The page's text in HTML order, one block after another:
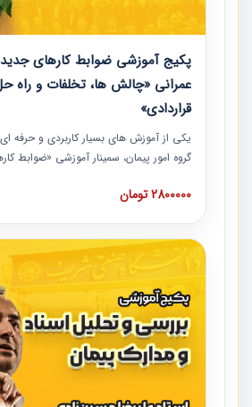
پکیج آموزشی ضوابط کارهای
عمرانی «چالش ها، تخلفات و راه
قراردادی»
یکی از آموزش‏‏‏‏‏‏ های بسیار کاربردی و حرفه‏
گروه امور پیمان، سمینار آموزشی «ضوابط
های عمرانی» چالش ها، تخلفات و راه حل
است که در محل سندیکای شرکت های
مدارک پیمان به همراه تجربیات عملی
2800000 تومان